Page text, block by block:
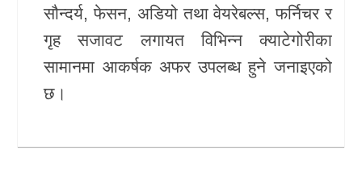
सौन्दर्य, फेसन, अडियो तथा वेयरेबल्स, फर्निचर र
गृह सजावट लगायत विभिन्न क्याटेगोरीका
सामानमा आकर्षक अफर उपलब्ध हुने जनाइएको
छ।